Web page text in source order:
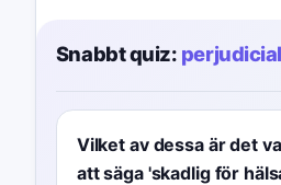
Snabbt quiz: perjudicial
Vilket av dessa är det
att säga 'skadlig för